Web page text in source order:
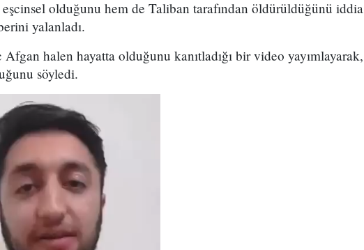
olduğunu hem de Taliban tarafından öldürüldüğünü iddia
yalanladı.
halen hayatta olduğunu kanıtladığı bir video yayımlayarak,
söyledi.